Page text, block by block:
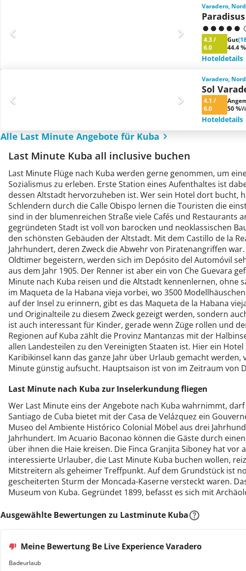
Varadero,
4.3/
6.0
Gut
44.4 %
Hoteldetails
Varadero,
Sol
4.1 /
6.0
50 %
Hoteldetails
Alle Last Minute Angebote für Kuba
Last Minute Kuba all inclusive buchen
Last Minute Flüge nach Kuba werden gerne genommen, um
Sozialismus zu erleben. Erste Station eines Aufenthaltes ist
dessen Altstadt hervorzuheben ist. Wer sein Hotel dort bucht,
Schlendern durch die Calle Obispo lernen die Touristen die
sind in der blumenreichen Straße viele Cafés und Restaurants
gegründeten Stadt ist voll von barocken und neoklassischen
den schönsten Gebäuden der Altstadt. Mit dem Castillo de la
Jahrhundert, deren Zweck die Abwehr von Piratenangriffen
Oldtimer begeistern, werden sich im Depósito del Automóvil
aus dem Jahr 1905. Der Renner ist aber ein von Che Guevara
Minute nach Kuba reisen und die Altstadt kennenlernen, ohne
im Maqueta de la Habana vieja vorbei, wo 3500
auf der Insel zu erinnern, gibt es das Maqueta de la Habana
und Originalteile zu diesem Zweck gezeigt werden, sondern
ist auch interessant für Kinder, gerade wenn Züge rollen und
Regionen auf Kuba zählt die Provinz Mantanzas mit der
allen Landesteilen zu den Vereinigten Staaten ist. Hier ein
Karibikinsel kann das ganze Jahr über Urlaub gemacht
Minute günstig aufsucht. Hauptsaison ist von im Zeitraum von
Last Minute nach Kuba zur Inselerkundung fliegen
Wer Last Minute eins der Angebote nach Kuba wahrnimmt,
Santiago de Cuba bietet mit der Casa de Velázquez ein
Museo del Ambiente Histórico Colonial Möbel aus drei
Jahrhundert. Im Acuario Baconao können die Gäste durch
über ihnen die Haie kreisen. Die Finca Granjita Siboney hat
interessierte Urlauber, die Last Minute Kuba buchen wollen,
Mitstreitern als geheimer Treffpunkt. Auf dem Grundstück ist
gescheiterten Sturm der Moncada-Kaserne versteckt waren.
Museum von Kuba. Gegründet 1899, befasst es sich mit
Ausgewählte Bewertungen zu Lastminute Kuba
Meine Bewertung Be Live Experience Varadero
Badeurlaub